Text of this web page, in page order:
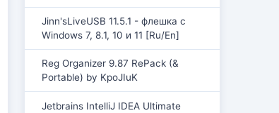
Jinn'sLiveUSB 11.5.1 - флешка с
Windows 7, 8.1, 10 и 11 [Ru/En]
Reg Organizer 9.87 RePack (&
Portable) by KpoJIuK
Jetbrains IntelliJ IDEA Ultimate